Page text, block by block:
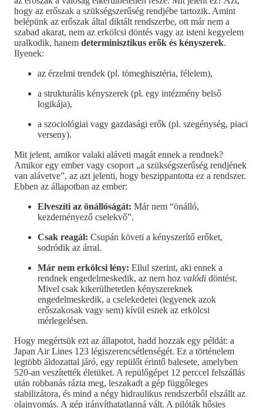
hogy az erőszak a szükségszerűség rendjébe tartozik. Amint
belépünk az erőszak által diktált rendszerbe, ott már nem a
szabad akarat, nem az erkölcsi döntés vagy az isteni kegyelem
uralkodik, hanem determinisztikus erők és kényszerek.
Ilyenek:
az érzelmi trendek (pl. tömeghisztéria, félelem),
a strukturális kényszerek (pl. egy intézmény belső
logikája),
a szociológiai vagy gazdasági erők (pl. szegénység, piaci
verseny).
Mit jelent, amikor valaki aláveti magát ennek a rendnek?
Amikor egy ember vagy csoport „a szükségszerűség rendjének
van alávetve”, az azt jelenti, hogy beszippantotta ez a rendszer.
Ebben az állapotban az ember:
Elveszíti az önállóságát: Már nem “önálló,
kezdeményező cselekvő”.
Csak reagál: Csupán követi a kényszerítő erőket,
sodródik az árral.
Már nem erkölcsi lény: Ellul szerint, aki ennek a
rendnek engedelmeskedik, az nem hoz valódi döntést.
Mivel csak kikerülhetetlen kényszereknek
engedelmeskedik, a cselekedetei (legyenek azok
erőszakosak vagy sem) kívül esnek az erkölcsi
mérlegelésen.
Hogy megértsük ezt az állapotot, hadd hozzak egy példát: a
Japan Air Lines 123 légiszerencsétlenségét. Ez a történelem
legtöbb áldozattal járó, egy repülőt érintő balesete, amelyben
520-an veszítették életüket. A repülőgépet 12 perccel felszállás
után robbanás rázta meg, leszakadt a gép függőleges
stabilizátora, és mind a négy hidraulikus rendszerből elszállt az
olajnyomás. A gép irányíthatatlanná vált. A pilóták hősies